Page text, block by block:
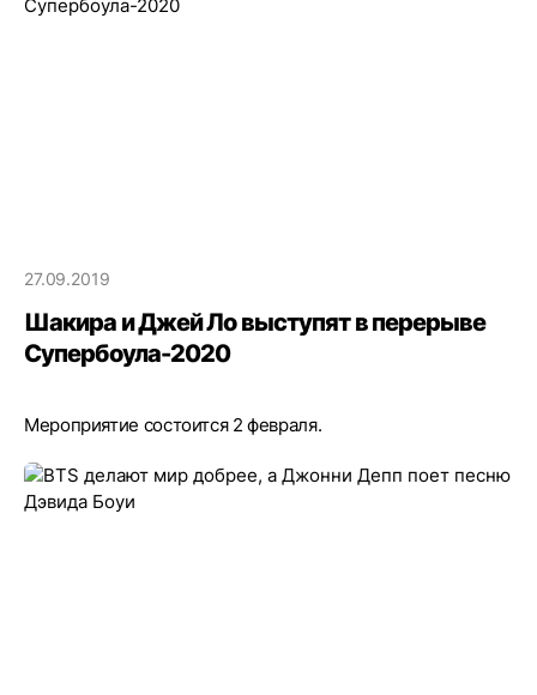
27.09.2019
Шакира и Джей Ло выступят в перерыве
Супербоула-2020
Мероприятие состоится 2 февраля.